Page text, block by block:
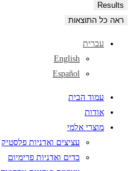
Results
ראה כל התוצאות
עברית
English
Español
עמוד הבית
אודות
מוצרי אלמי
עציצים ואדניות פלסטיק
כדים ואדניות פרימיום